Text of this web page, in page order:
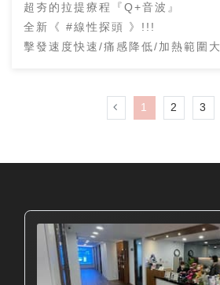
超夯的拉提療程『Q+音波』
全新《 #線性探頭 》!!!
擊發速度快速/痛感降低/加熱範圍大
1 2 3